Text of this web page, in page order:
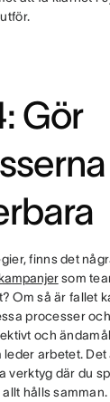
Gör
finns det
som
Om så är fallet
processer
och
leder arbetet.
verktyg där du
hålls samman.